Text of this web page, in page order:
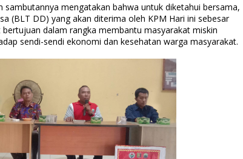
sambutannya mengatakan bahwa untuk diketahui bersama,
(BLT DD) yang akan diterima oleh KPM Hari ini sebesar
dalam rangka membantu masyarakat miskin
sendi-sendi ekonomi dan kesehatan warga masyarakat.